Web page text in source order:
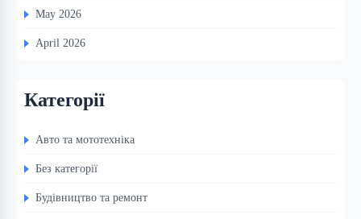
May 2026
April 2026
Категорії
Авто та мототехніка
Без категорії
Будівництво та ремонт